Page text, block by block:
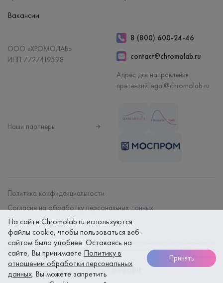
Вакансии
ООО «ХРОМОЛАБ»
ИНН 7727419598
8 (800) 600-24-46
contact@chromolab.ru
Адрес для направления
претензий:legal@chromolab.ru
Наши партнеры
Политика конфиденциальности
Согласие на обработку персональных данных
Договор на оказание мед. услуг
Безопасность платежей гарантируется использованием SSL
протокола. Данные вашей банковской карты надежно защищены при
оплате онлайн
Сайт разработанmegaBit
На сайте Chromolab.ru используются
файлы cookie, чтобы пользоваться веб-
сайтом было удобнее. Оставаясь на
сайте, Вы принимаете Политику в
отношении обработки персональных
данных. Вы можете запретить
Принять